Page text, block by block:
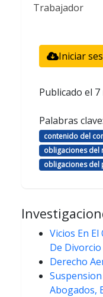
Trabajador
Iniciar
Publicado el 7
Palabras clave:
contenido del
obligaciones del
obligaciones del
Vicios En
De Divorcio
Derecho
Abogados,